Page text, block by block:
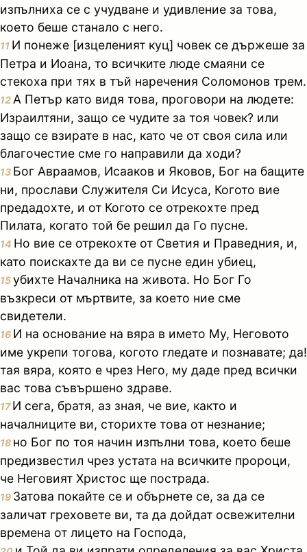
изпълниха се с учудване и удивление за това,
което беше станало с него.
11 И понеже [изцеленият куц] човек се държеше за
Петра и Иоана, то всичките люде смаяни се
стекоха при тях в тъй наречения Соломонов трем.
12 А Петър като видя това, проговори на людете:
Израилтяни, защо се чудите за тоя човек? или
защо се взирате в нас, като че от своя сила или
благочестие сме го направили да ходи?
13 Бог Авраамов, Исааков и Яковов, Бог на бащите
ни, прослави Служителя Си Исуса, Когото вие
предадохте, и от Когото се отрекохте пред
Пилата, когато той бе решил да Го пусне.
14 Но вие се отрекохте от Светия и Праведния, и,
като поискахте да ви се пусне един убиец,
15убихте Началника на живота. Но Бог Го
възкреси от мъртвите, за което ние сме
свидетели.
16 И на основание на вяра в името Му, Неговото
име укрепи тогова, когото гледате и познавате; да!
тая вяра, която е чрез Него, му даде пред всички
вас това съвършено здраве.
17И сега, братя, аз зная, че вие, както и
началниците ви, сторихте това от незнание;
18 но Бог по тоя начин изпълни това, което беше
предизвестил чрез устата на всичките пророци,
че Неговият Христос ще пострада.
19 Затова покайте се и обърнете се, за да се
заличат греховете ви, та да дойдат освежителни
времена от лицето на Господа,